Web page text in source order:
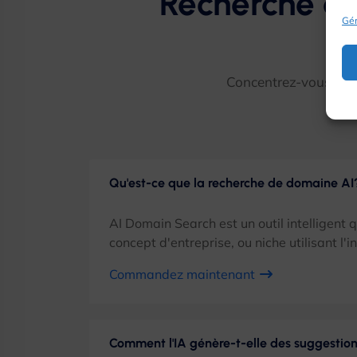
Concentrez-vous
Qu'est-ce que la recherche de domaine
AI Domain Search est un outil intelligent
concept d'entreprise, ou niche utilisant
Commandez maintenant
Comment l'IA génère-t-elle des